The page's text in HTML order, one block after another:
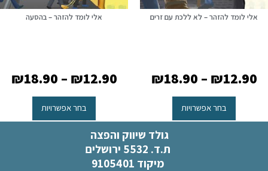
אלי לומד להזהר – לא ללכת עם זרים
₪12.90
–
₪18.90
בחר אפשרויות
אלי לומד להזהר – בהסעה
₪12.90
–
₪18.90
בחר אפשרויות
גולד שיווק והפצה
ת.ד. 5532 ירושלים
מיקוד 9105401